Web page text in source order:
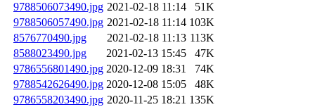
9788506073490.jpg 2021-02-18 11:14
51K
9788506057490.jpg 2021-02-18 11:14 103K
8576770490.jpg
2021-02-18 11:13 113K
8588023490.jpg
2021-02-13 15:45
47K
9786556801490.jpg 2020-12-09 18:31
74K
9788542626490.jpg 2020-12-08 15:05
48K
9786558203490.jpg 2020-11-25 18:21 135K